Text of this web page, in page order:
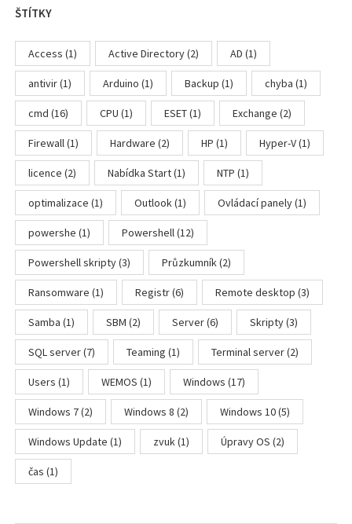
ŠTÍTKY
Access (1) Active Directory(2) AD (1)
antivir(1) Arduino (1) Backup (1) chyba (1)
cmd (16) CPU (1) ESET(1) Exchange (2)
Firewall(1) Hardware (2) HP (1) Hyper-V(1)
licence (2) Nabídka Start(1) NTP (1)
optimalizace (1) Outlook(1) Ovládací panely(1)
powershe (1) Powershell(12)
Powershell skripty(3) Průzkumník(2)
Ransomware (1) Registr(6) Remote desktop (3)
Samba (1) SBM (2) Server(6) Skripty(3)
SQL server(7) Teaming (1) Terminal server(2)
Users (1) WEMOS (1) Windows (17)
Windows 7(2) Windows 8 (2) Windows 10(5)
Windows Update (1) zvuk (1) Úpravy OS (2)
čas (1)